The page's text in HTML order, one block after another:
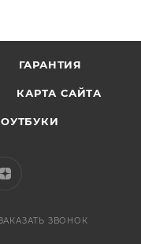
ГАРАНТИЯ
КАРТА САЙТА
ЗВОНОК